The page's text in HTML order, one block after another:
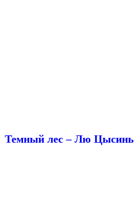
Темный лес – Лю Цысинь